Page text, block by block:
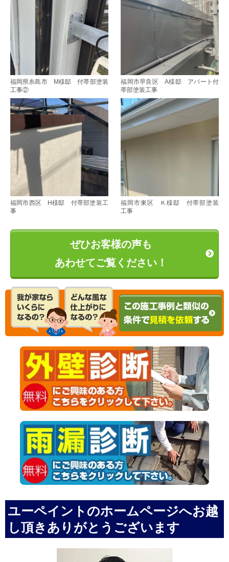
福岡県糸島市 M様邸 付帯部塗装
工事②
福岡市早良区 A様邸 アパート付
帯部塗装工事
福岡市西区 H様邸 付帯部塗装工
事
福岡市東区 Ｋ様邸 付帯部塗装
工事
ぜひお客様の声も
あわせてご覧ください！
ユーペイントのホームページへお越
し頂きありがとうございます